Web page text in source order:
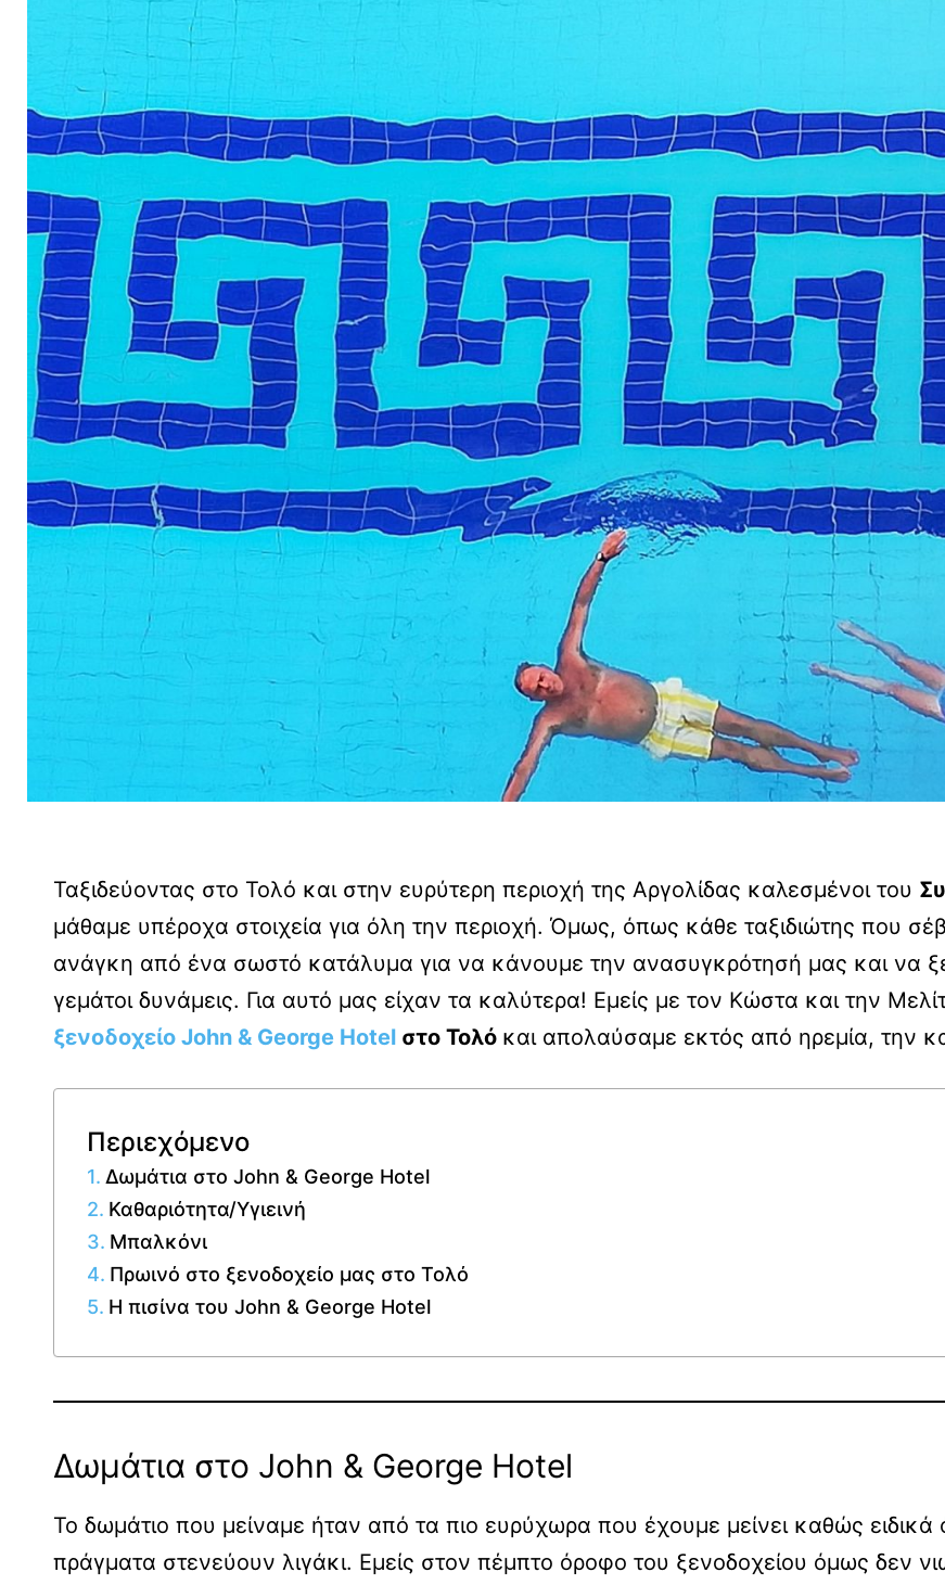
Ταξιδεύοντας στο Τολό και στην ευρύτερη περιοχή της Αργολίδας καλεσμένοι του
μάθαμε υπέροχα στοιχεία για όλη την περιοχή. Όμως, όπως κάθε ταξιδιώτης που
ανάγκη από ένα σωστό κατάλυμα για να κάνουμε την ανασυγκρότησή μας και να
γεμάτοι δυνάμεις. Για αυτό μας είχαν τα καλύτερα! Εμείς με τον Κώστα και την
ξενοδοχείο John & George Hotel στο Τολό και απολαύσαμε εκτός από ηρεμία, την
Περιεχόμενο
Δωμάτια στο John & George Hotel
Καθαριότητα/Υγιεινή
Μπαλκόνι
Πρωινό στο ξενοδοχείο μας στο Τολό
Η πισίνα του John & George Hotel
Δωμάτια στο John & George Hotel
Το δωμάτιο που μείναμε ήταν από τα πιο ευρύχωρα που έχουμε μείνει καθώς ειδικά
πράγματα στενεύουν λιγάκι. Εμείς στον πέμπτο όροφο του ξενοδοχείου όμως δεν